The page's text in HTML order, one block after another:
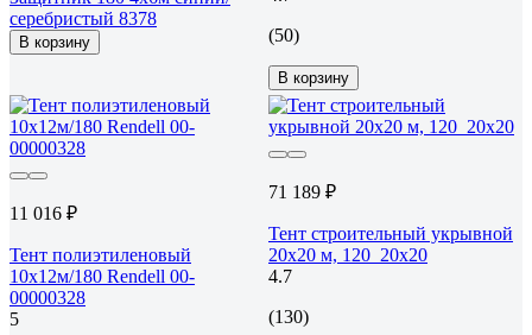
серебристый 8378
В корзину
(50)
В корзину
11 016 ₽
Тент полиэтиленовый
10х12м/180 Rendell 00-
00000328
5
71 189 ₽
Тент строительный укрывной
20х20 м, 120_20х20
4.7
(130)